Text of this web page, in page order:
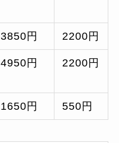
3850円 2200円
4950円 2200円
1650円 550円